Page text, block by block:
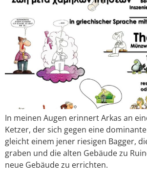
In meinen Augen erinnert Arkas an
Ketzer, der sich gegen eine
gleicht einem jener riesigen Bagger,
graben und die alten Gebäude zu
neue Gebäude zu errichten.